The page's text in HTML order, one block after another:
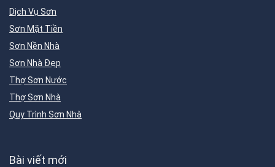
Dịch Vụ Sơn
Sơn Mặt Tiền
Sơn Nền Nhà
Sơn Nhà Đẹp
Thợ Sơn Nước
Thợ Sơn Nhà
Quy Trình Sơn Nhà
Bài viết mới